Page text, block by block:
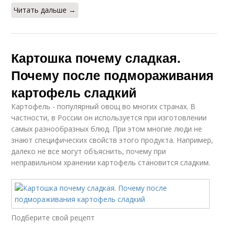
Читать дальше →
Картошка почему сладкая.
Почему после подмораживания
картофель сладкий
Картофель - популярный овощ во многих странах. В
частности, в России он используется при изготовлении
самых разнообразных блюд. При этом многие люди не
знают специфических свойств этого продукта. Например,
далеко не все могут объяснить, почему при
неправильном хранении картофель становится сладким.
Подберите свой рецепт